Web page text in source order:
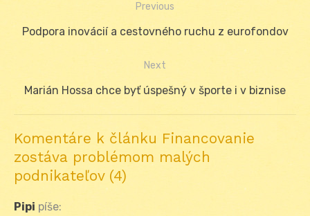
Navigácia
Previous
Previous
Podpora inovácií a cestovného ruchu z eurofondov
Next
Next
Marián Hossa chce byť úspešný v športe i v biznise
Komentáre k článku Financovanie
zostáva problémom malých
podnikateľov (4)
Pipi píše: